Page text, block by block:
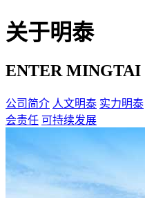
关于明泰
ENTER MINGTAI
公司简介 人文明泰 实力明泰
会责任 可持续发展